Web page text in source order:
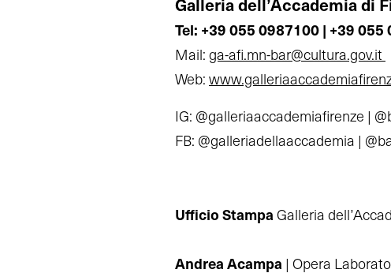
Galleria dell’Accademia di
Tel: +39 055 0987100 | +39 055
Mail: ga-afi.mn-bar@cultura.gov.it
Web:
IG: @galleriaaccademiafirenze |
FB: @galleriadellaaccademia |
Ufficio Stampa Galleria
Andrea Acampa | Opera